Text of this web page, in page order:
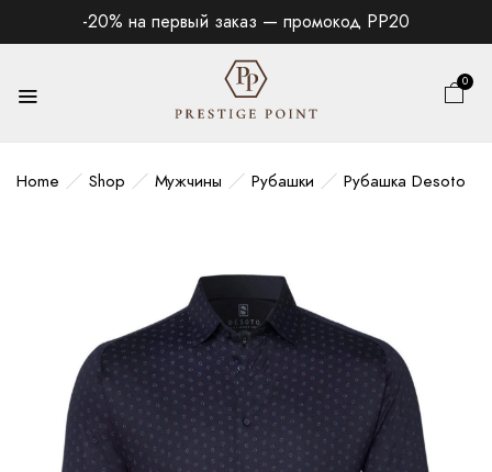
-20% на первый заказ — промокод PP20
0
Home Shop Мужчины Рубашки Рубашка Desoto